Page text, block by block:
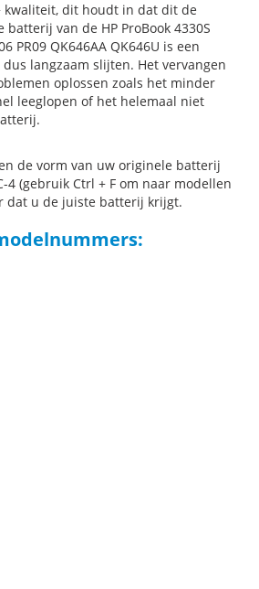
kwaliteit, dit houdt in dat dit de
van de HP ProBook 4330S
PR09 QK646AA QK646U is een
langzaam slijten. Het vervangen
oplossen zoals het minder
leeglopen of het helemaal niet
de vorm van uw originele batterij
4 (gebruik Ctrl + F om naar modellen
dat u de juiste batterij krijgt.